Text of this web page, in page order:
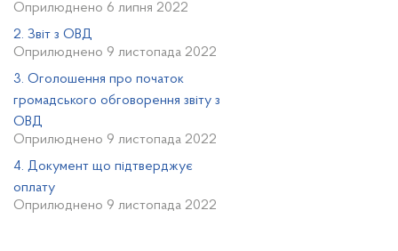
Оприлюднено 6 липня 2022
2. Звіт з ОВД
Оприлюднено 9 листопада 2022
3. Оголошення про початок
громадського обговорення звіту з
ОВД
Оприлюднено 9 листопада 2022
4. Документ що підтверджує
оплату
Оприлюднено 9 листопада 2022